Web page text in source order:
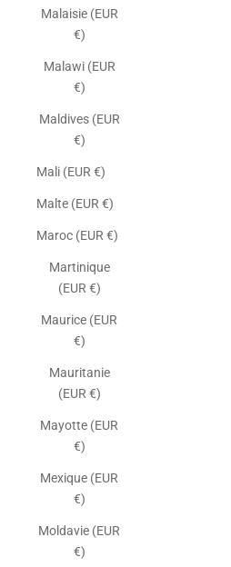
Malaisie (EUR
€)
Malawi (EUR
€)
Maldives (EUR
€)
Mali (EUR €)
Malte (EUR €)
Maroc (EUR €)
Martinique
(EUR €)
Maurice (EUR
€)
Mauritanie
(EUR €)
Mayotte (EUR
€)
Mexique (EUR
€)
Moldavie (EUR
€)